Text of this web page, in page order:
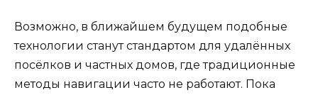
Возможно, в ближайшем будущем подобные
технологии станут стандартом для удалённых
посёлков и частных домов, где традиционные
методы навигации часто не работают. Пока